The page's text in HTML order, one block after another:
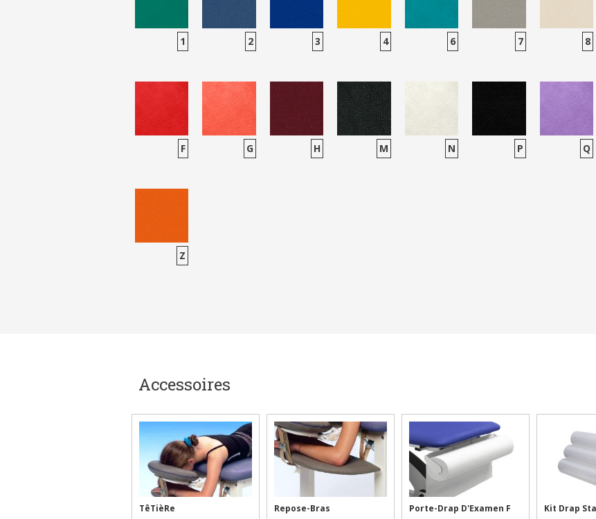
1 2 3 4 6 7 8
F G H M N P Q
Z
Accessoires
TêTièRe Repose-Bras Porte-Drap D'Examen F Kit Drap